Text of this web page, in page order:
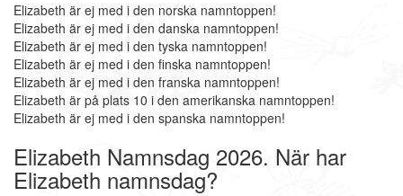
Elizabeth är ej med i den norska namntoppen!
Elizabeth är ej med i den danska namntoppen!
Elizabeth är ej med i den tyska namntoppen!
Elizabeth är ej med i den finska namntoppen!
Elizabeth är ej med i den franska namntoppen!
Elizabeth är på plats 10 i den amerikanska namntoppen!
Elizabeth är ej med i den spanska namntoppen!
Elizabeth Namnsdag 2026. När har
Elizabeth namnsdag?